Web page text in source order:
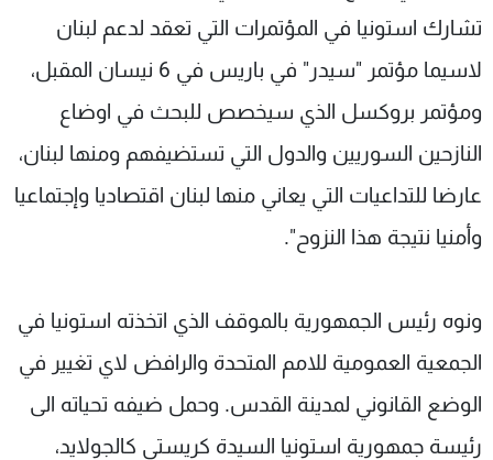
تشارك استونيا في المؤتمرات التي تعقد لدعم لبنان
لاسيما مؤتمر "سيدر" في باريس في 6 نيسان المقبل،
ومؤتمر بروكسل الذي سيخصص للبحث في اوضاع
النازحين السوريين والدول التي تستضيفهم ومنها لبنان،
عارضا للتداعيات التي يعاني منها لبنان اقتصاديا وإجتماعيا
وأمنيا نتيجة هذا النزوح".
ونوه رئيس الجمهورية بالموقف الذي اتخذته استونيا في
الجمعية العمومية للامم المتحدة والرافض لاي تغيير في
الوضع القانوني لمدينة القدس. وحمل ضيفه تحياته الى
رئيسة جمهورية استونيا السيدة كريستي كالجولايد،